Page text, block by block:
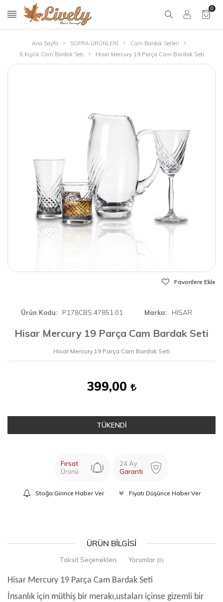
0
Ana Sayfa SOFRA ÜRÜNLERİ
Cam Bardak Setleri
6 Kişilik Cam Bardak Seti
Hisar Mercury 19 Parça Cam Bardak Seti
Favorilere Ekle
Ürün Kodu P178CBS.47851.01 Marka HİSAR
Hisar Mercury 19 Parça Cam Bardak Seti
Hisar Mercury 19 Parça Cam Bardak Seti
399,00
TÜKENDİ
Fırsat
Ürünü
24 Ay
Garanti
Stoğa Girince Haber Ver Fiyatı Düşünce Haber Ver
ÜRÜN BILGISI
Taksit Seçenekleri Yorumlar (0)
Hisar Mercury 19 Parça Cam Bardak Seti
İnsanlık için müthiş bir merakı,ustaları içinse gizemli bir